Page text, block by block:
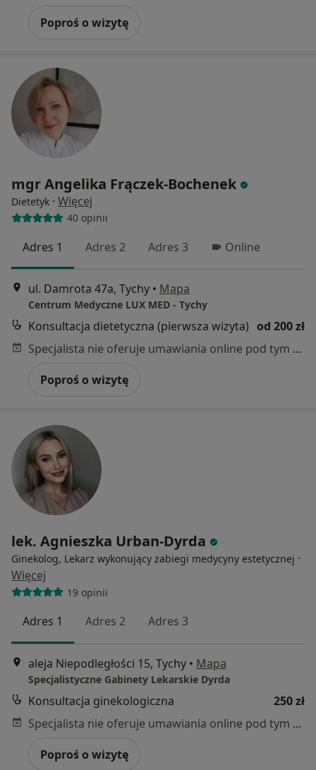
Poproś o wizytę
mgr Angelika Frączek-Bochenek
Dietetyk · Więcej
40 opinii
Adres 1 Adres 2 Adres 3 Online
ul. Damrota 47a, Tychy • Mapa
Centrum Medyczne LUX MED - Tychy
Konsultacja dietetyczna (pierwsza wizyta) od 200 zł
Specjalista nie oferuje umawiania online pod tym adresem.
Poproś o wizytę
lek. Agnieszka Urban-Dyrda
Ginekolog, Lekarz wykonujący zabiegi medycyny estetycznej ·
Więcej
19 opinii
Adres 1 Adres 2 Adres 3
aleja Niepodległości 15, Tychy • Mapa
Specjalistyczne Gabinety Lekarskie Dyrda
Konsultacja ginekologiczna
250 zł
Specjalista nie oferuje umawiania online pod tym adresem.
Poproś o wizytę